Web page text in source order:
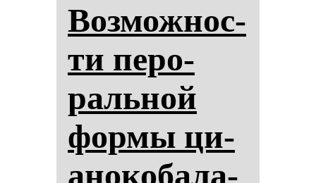
Воз­мож­нос­
ти пе­ро­
раль­ной
фор­мы ци­
ано­ко­ба­ла­